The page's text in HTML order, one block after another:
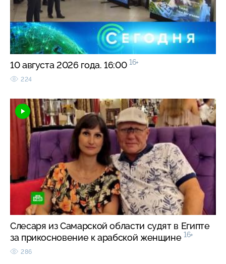
10 августа 2026 года. 16:00 16+
224
Слесаря из Самарской области судят в Египте
за прикосновение к арабской женщине 16+
286